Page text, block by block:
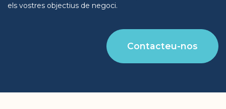
els vostres objectius de negoci.
Contacteu-nos